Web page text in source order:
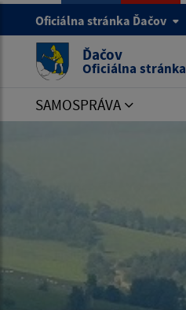
Oficiálna stránka Ďačov
Ďačov
Oficiálna stránka
SAMOSPRÁVA